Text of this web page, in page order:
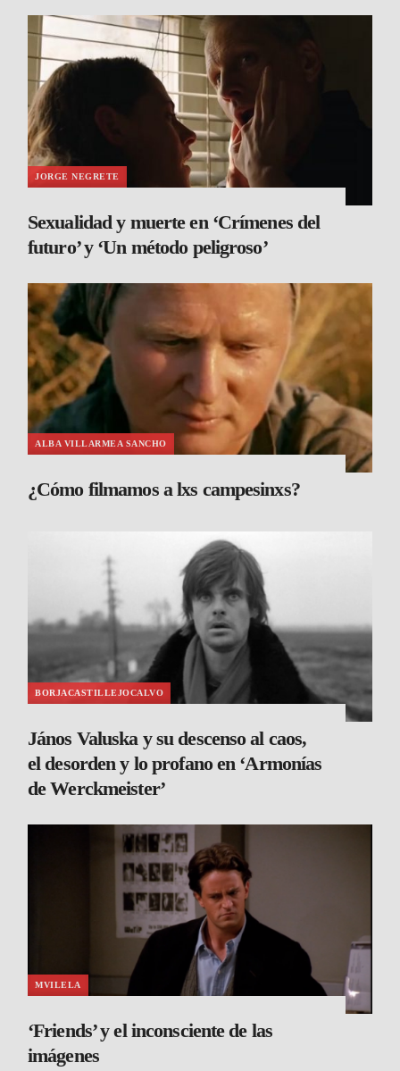
JORGE NEGRETE
Sexualidad y muerte en ‘Crímenes del
futuro’ y ‘Un método peligroso’
ALBA VILLARMEA SANCHO
¿Cómo filmamos a lxs campesinxs?
BORJACASTILLEJOCALVO
János Valuska y su descenso al caos,
el desorden y lo profano en ‘Armonías
de Werckmeister’
MVILELA
‘Friends’ y el inconsciente de las
imágenes